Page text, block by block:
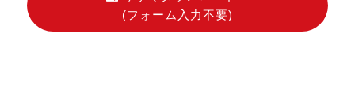
(フォーム入力不要)